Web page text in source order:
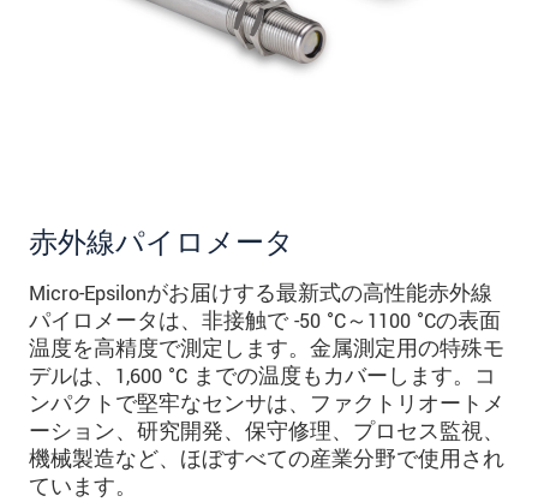
赤外線パイロメータ
Micro-Epsilonがお届けする最新式の高性能赤外線
パイロメータは、非接触で -50 °C～1100 °Cの表面
温度を高精度で測定します。金属測定用の特殊モ
デルは、1,600 °C までの温度もカバーします。コ
ンパクトで堅牢なセンサは、ファクトリオートメ
ーション、研究開発、保守修理、プロセス監視、
機械製造など、ほぼすべての産業分野で使用され
ています。